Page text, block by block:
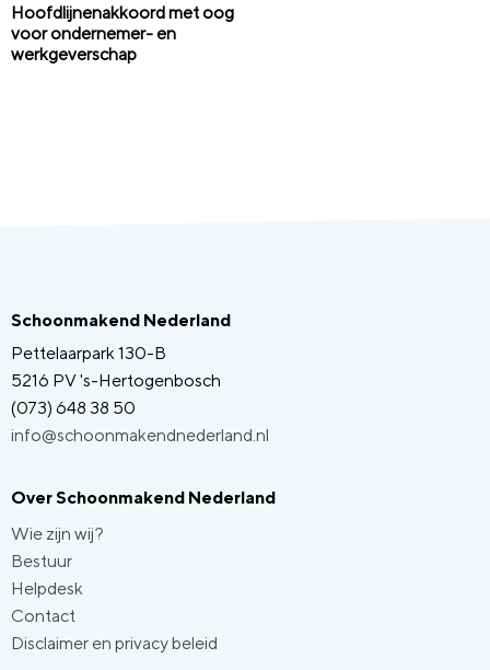
Hoofdlijnenakkoord met oog
voor ondernemer- en
werkgeverschap
Schoonmakend Nederland
Pettelaarpark 130-B
5216 PV 's-Hertogenbosch
(073) 648 38 50
info@schoonmakendnederland.nl
Over Schoonmakend Nederland
Wie zijn wij?
Bestuur
Helpdesk
Contact
Disclaimer en privacy beleid